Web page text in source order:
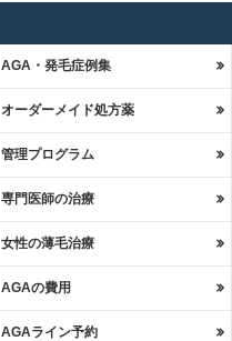
AGA・発毛症例集
オーダーメイド処方薬
管理プログラム
専門医師の治療
女性の薄毛治療
AGAの費用
AGAライン予約